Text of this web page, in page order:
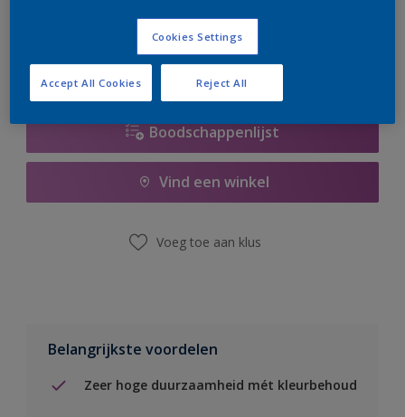
er hard aan om de voorraad aan te vullen.
Boodschappenlijst
Vind een winkel
Voeg toe aan klus
Belangrijkste voordelen
Zeer hoge duurzaamheid mét kleurbehoud
Cookies Settings
Reject All
Accept All Cookies